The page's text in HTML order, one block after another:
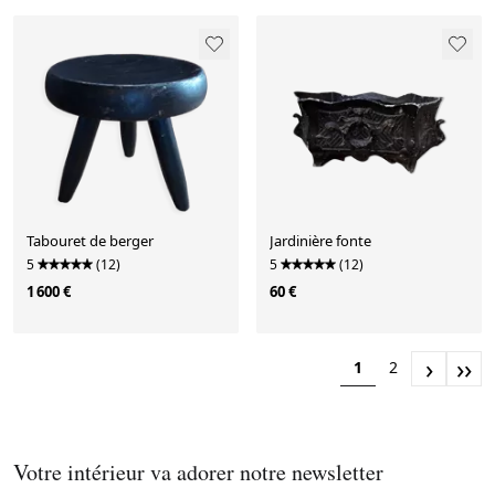
Tabouret de berger
5 (12)
1 600 €
Jardinière fonte
5 (12)
60 €
1 2 › ››
Votre intérieur va adorer notre newsletter